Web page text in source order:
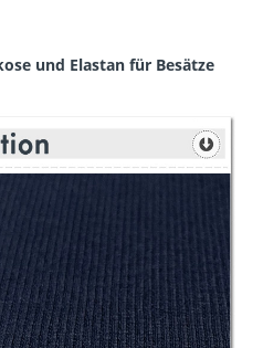
und Elastan für Besätze